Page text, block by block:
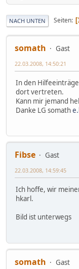
NACH UNTEN Seiten
somath Gast
22.03.2008, 14:50:21
In den
dort vertreten.
Kann mir jemand
Danke LG somath
Fibse
Gast
22.03.2008, 14:59:45
Ich hoffe, wir
hkarl.
Bild ist unterwegs
somath Gast